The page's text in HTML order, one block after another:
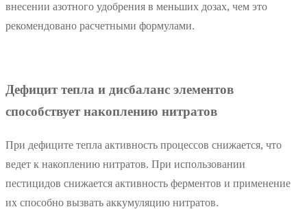
внесении азотного удобрения в меньших дозах, чем это
рекомендовано расчетными формулами.
Дефицит тепла и дисбаланс элементов
способствует накоплению нитратов
При дефиците тепла активность процессов снижается, что
ведет к накоплению нитратов. При использовании
пестицидов снижается активность ферментов и применение
их способно вызвать аккумуляцию нитратов.